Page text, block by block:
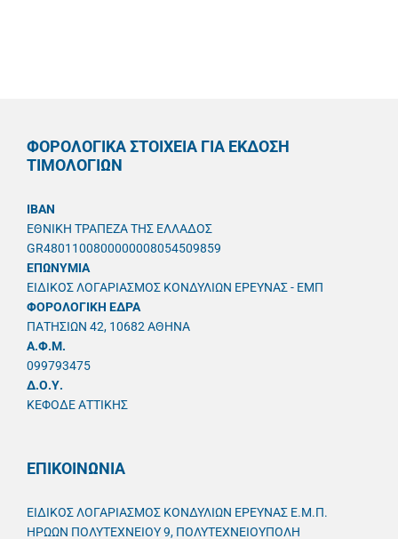
ΦΟΡΟΛΟΓΙΚΑ ΣΤΟΙΧΕΙΑ ΓΙΑ ΕΚΔΟΣΗ
ΤΙΜΟΛΟΓΙΩΝ
IBAN
ΕΘΝΙΚΗ ΤΡΑΠΕΖΑ ΤΗΣ ΕΛΛΑΔΟΣ
GR4801100800000008054509859
ΕΠΩΝΥΜΙΑ
ΕΙΔΙΚΟΣ ΛΟΓΑΡΙΑΣΜΟΣ ΚΟΝΔΥΛΙΩΝ ΕΡΕΥΝΑΣ - ΕΜΠ
ΦΟΡΟΛΟΓΙΚΗ ΕΔΡΑ
ΠΑΤΗΣΙΩΝ 42, 10682 ΑΘΗΝΑ
A.Φ.Μ.
099793475
Δ.Ο.Υ.
ΚΕΦΟΔΕ ΑΤΤΙΚΗΣ
ΕΠΙΚΟΙΝΩΝΙΑ
ΕΙΔΙΚΟΣ ΛΟΓΑΡΙΑΣΜΟΣ ΚΟΝΔΥΛΙΩΝ ΕΡΕΥΝΑΣ Ε.Μ.Π.
ΗΡΩΩΝ ΠΟΛΥΤΕΧΝΕΙΟΥ 9, ΠΟΛΥΤΕΧΝΕΙΟΥΠΟΛΗ